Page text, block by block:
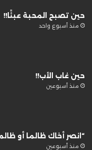
حين تصبح المحبة عبئًا!!
منذ أسبوع واحد
حين غاب الأب!!
منذ أسبوعين
“انصر أخاك ظالما أو
منذ أسبوعين